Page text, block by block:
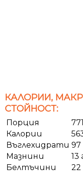
КАЛОРИИ,
СТОЙНОСТ:
Порция
Калории
Въглехидрати 97
Мазнини
13
Белтъчини
22